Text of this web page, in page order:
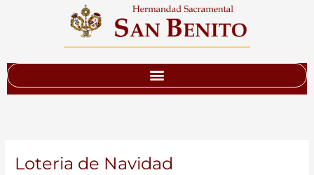
Loteria de Navidad